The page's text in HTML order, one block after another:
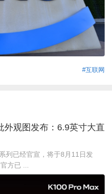
#互联网
外观图发布：6.9英寸大直
列已经官宣，将于8月11日发
方已 ...